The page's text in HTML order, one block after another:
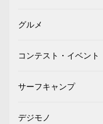
グルメ
コンテスト・イベント
サーフキャンプ
デジモノ